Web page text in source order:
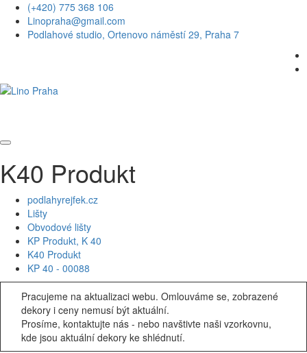
(+420) 775 368 106
Linopraha@gmail.com
Podlahové studio, Ortenovo náměstí 29, Praha 7
K40 Produkt
podlahyrejfek.cz
Lišty
Obvodové lišty
KP Produkt, K 40
K40 Produkt
KP 40 - 00088
Pracujeme na aktualizaci webu. Omlouváme se, zobrazené
dekory i ceny nemusí být aktuální.
Prosíme, kontaktujte nás - nebo navštivte naši vzorkovnu,
kde jsou aktuální dekory ke shlédnutí.